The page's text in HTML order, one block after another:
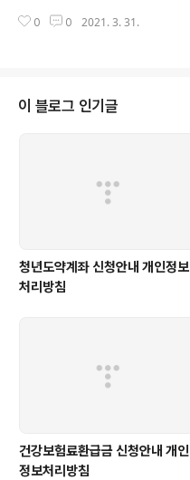
습니다. - 고객 가입의사 확인, 고
하 ‘커플여행지도’) 은(는) 정보주
의 받은 개인정보 보유․이용기
0 0 2021. 3. 31.
이 블로그 인기글
청년도약계좌 신청안내 개인정보
처리방침
건강보험료환급금 신청안내 개인
정보처리방침